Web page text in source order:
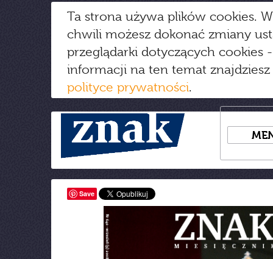
Ta strona używa plików cookies.
chwili możesz dokonać zmiany
przeglądarki dotyczących cookies
informacji na ten temat
polityce prywatności.
Save